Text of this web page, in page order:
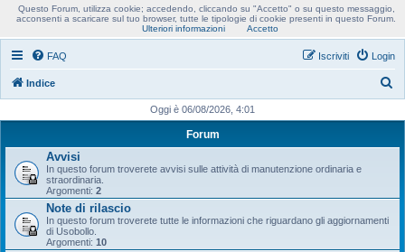
Usobollo forum
FAQ Login
Iscriviti
Indice
r
c
Oggi è 06/08/2026, 4:01
Forum
Avvisi
In questo forum troverete avvisi sulle attività di manutenzione ordinaria e
straordinaria.
Argomenti: 2
Note di rilascio
In questo forum troverete tutte le informazioni che riguardano gli aggiornamenti
di Usobollo.
Argomenti: 10
Questo Forum, utilizza cookie; accedendo, cliccando su "Accetto" o su questo messaggio,
acconsenti a scaricare sul tuo browser, tutte le tipologie di cookie presenti in questo Forum.
Ulteriori informazioni
Accetto